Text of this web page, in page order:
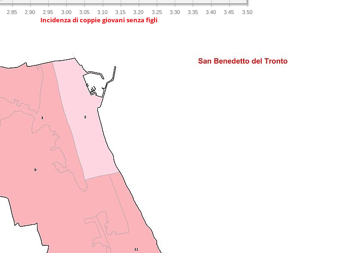
2.85 2.90 2.95 3.00 3.05 3.10 3.15 3.20 3.25 3.30 3.35 3.40 3.45 3.50
Incidenza di coppie giovani senza figli